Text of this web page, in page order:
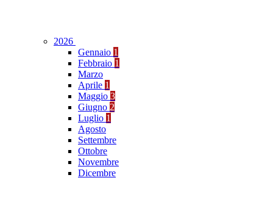
2026
Gennaio 1
Febbraio 1
Marzo
Aprile 1
Maggio 3
Giugno 2
Luglio 1
Agosto
Settembre
Ottobre
Novembre
Dicembre